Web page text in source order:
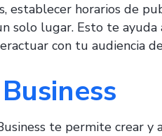
establecer horarios de
solo lugar. Esto te
con tu audiencia
te permite crear